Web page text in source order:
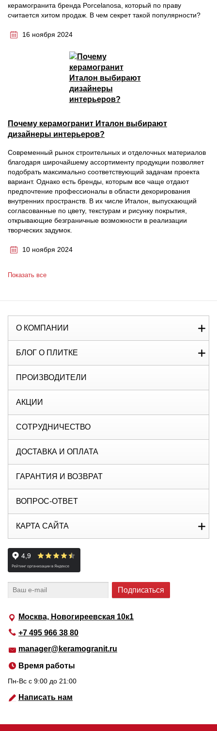
керамогранита бренда Porcelanosa, который по праву
считается хитом продаж. В чем секрет такой популярности?
16 ноября 2024
Почему керамогранит Италон выбирают
дизайнеры интерьеров?
Современный рынок строительных и отделочных материалов
благодаря широчайшему ассортименту продукции позволяет
подобрать максимально соответствующий задачам проекта
вариант. Однако есть бренды, которым все чаще отдают
предпочтение профессионалы в области декорирования
внутренних пространств. В их числе Италон, выпускающий
согласованные по цвету, текстурам и рисунку покрытия,
открывающие безграничные возможности в реализации
творческих задумок.
10 ноября 2024
Показать все
Москва, Новогиреевская 10к1
+7 495 966 38 80
manager@keramogranit.ru
Время работы
Пн-Вс c 9:00 до 21:00
Написать нам
О КОМПАНИИ
БЛОГ О ПЛИТКЕ
ПРОИЗВОДИТЕЛИ
АКЦИИ
СОТРУДНИЧЕСТВО
ДОСТАВКА И ОПЛАТА
ГАРАНТИЯ И ВОЗВРАТ
ВОПРОС-ОТВЕТ
КАРТА САЙТА